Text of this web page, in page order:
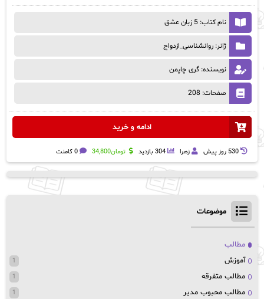
نام کتاب: 5 زبان عشق
ژانر: روانشناسی_ازدواج
نویسنده: گری چاپمن
صفحات: 208
ادامه و خرید
530 روز پيش زهرا 304 بازدید تومان34,800 0 کامنت
موضوعات
مطالب
آموزش
1
مطالب متفرقه 1
مطالب محبوب مدیر 1